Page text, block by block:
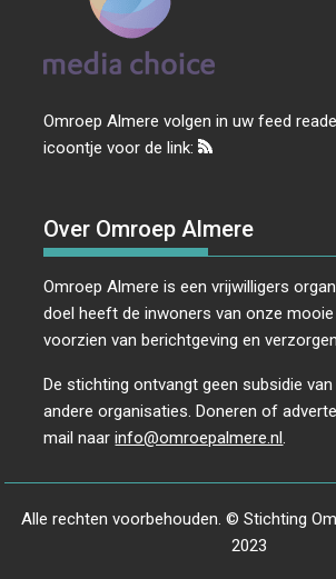
Omroep Almere volgen in uw feed
icoontje voor de link:
Over Omroep Almere
Omroep Almere is een vrijwilligers
doel heeft de inwoners van onze
voorzien van berichtgeving en
De stichting ontvangt geen subsidie
andere organisaties. Doneren of
mail naarinfo@omroepalmere.nl.
Alle rechten voorbehouden. © Stichting
2023